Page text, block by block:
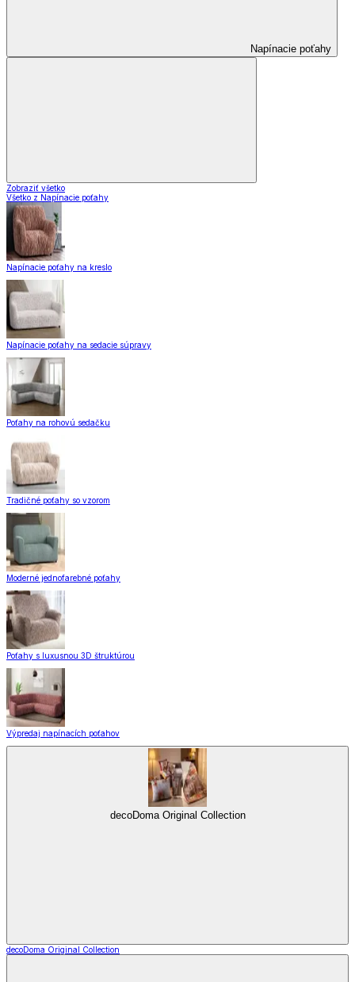
Napínacie poťahy
Zobraziť všetko
Všetko z Napínacie poťahy
Napínacie poťahy na kreslo
Napínacie poťahy na sedacie súpravy
Poťahy na rohovú sedačku
Tradičné poťahy so vzorom
Moderné jednofarebné poťahy
Poťahy s luxusnou 3D štruktúrou
Výpredaj napínacích poťahov
decoDoma Original Collection
decoDoma Original Collection